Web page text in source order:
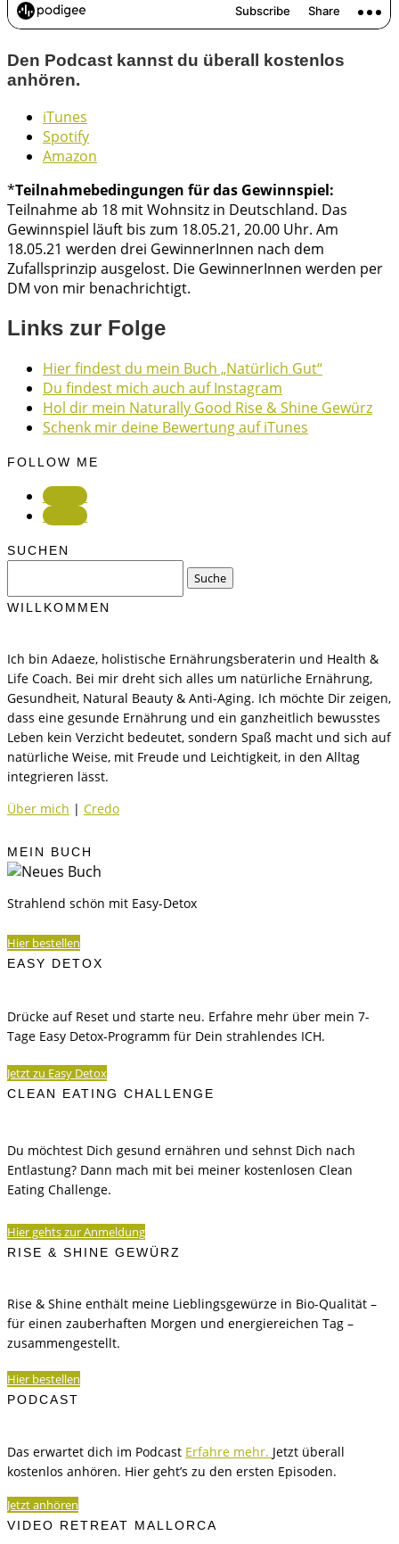
Den Podcast kannst du überall kostenlos
anhören.
iTunes
Spotify
Amazon
*Teilnahmebedingungen für das Gewinnspiel:
Teilnahme ab 18 mit Wohnsitz in Deutschland. Das
Gewinnspiel läuft bis zum 18.05.21, 20.00 Uhr. Am
18.05.21 werden drei GewinnerInnen nach dem
Zufallsprinzip ausgelost. Die GewinnerInnen werden per
DM von mir benachrichtigt.
Links zur Folge
Hier findest du mein Buch „Natürlich Gut“
Du findest mich auch auf Instagram
Hol dir mein Naturally Good Rise & Shine Gewürz
Schenk mir deine Bewertung auf iTunes
FOLLOW ME
Folgen
Folgen
SUCHEN
WILLKOMMEN
Ich bin Adaeze, holistische Ernährungsberaterin und Health &
Life Coach. Bei mir dreht sich alles um natürliche Ernährung,
Gesundheit, Natural Beauty & Anti-Aging. Ich möchte Dir zeigen,
dass eine gesunde Ernährung und ein ganzheitlich bewusstes
Leben kein Verzicht bedeutet, sondern Spaß macht und sich auf
natürliche Weise, mit Freude und Leichtigkeit, in den Alltag
integrieren lässt.
Über mich | Credo
MEIN BUCH
Strahlend schön mit Easy-Detox
Hier bestellen
EASY DETOX
Drücke auf Reset und starte neu. Erfahre mehr über mein 7-
Tage Easy Detox-Programm für Dein strahlendes ICH.
Jetzt zu Easy Detox
CLEAN EATING CHALLENGE
Du möchtest Dich gesund ernähren und sehnst Dich nach
Entlastung? Dann mach mit bei meiner kostenlosen Clean
Eating Challenge.
Hier gehts zur Anmeldung
RISE & SHINE GEWÜRZ
Rise & Shine enthält meine Lieblingsgewürze in Bio-Qualität –
für einen zauberhaften Morgen und energiereichen Tag –
zusammengestellt.
Hier bestellen
PODCAST
Das erwartet dich im Podcast Erfahre mehr. Jetzt überall
kostenlos anhören. Hier geht’s zu den ersten Episoden.
Jetzt anhören
VIDEO RETREAT MALLORCA